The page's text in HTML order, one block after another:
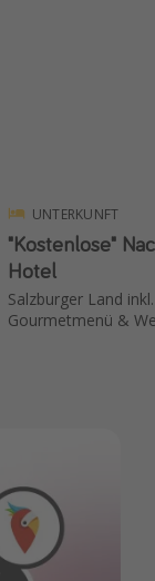
UNTERKUNFT
"Kostenlose"
Hotel
Salzburger Land
Gourmetmenü &